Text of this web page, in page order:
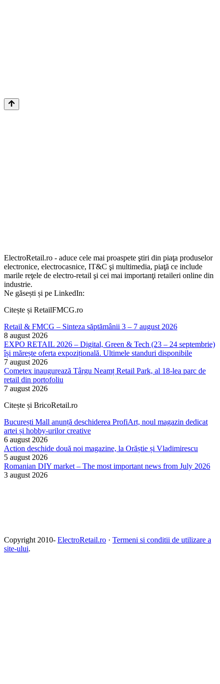
ElectroRetail.ro - aduce cele mai proaspete ştiri din piaţa produselor
electronice, electrocasnice, IT&C şi multimedia, piaţă ce include
marile reţele de electro-retail şi cei mai importanţi retaileri online din
industrie.
Ne găsești și pe LinkedIn:
Citește și RetailFMCG.ro
Retail & FMCG – Sinteza săptămânii 3 – 7 august 2026
8 august 2026
EXPO RETAIL 2026 – Digital, Green & Tech (23 – 24 septembrie)
își mărește oferta expozițională. Ultimele standuri disponibile
7 august 2026
Cometex inaugurează Târgu Neamț Retail Park, al 18-lea parc de
retail din portofoliu
7 august 2026
Citește și BricoRetail.ro
București Mall anunță deschiderea ProfiArt, noul magazin dedicat
artei și hobby-urilor creative
6 august 2026
Action deschide două noi magazine, la Orăștie și Vladimirescu
5 august 2026
Romanian DIY market – The most important news from July 2026
3 august 2026
Copyright 2010- ElectroRetail.ro · Termeni si conditii de utilizare a
site-ului.